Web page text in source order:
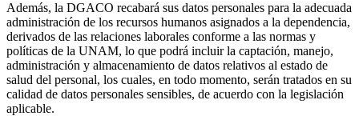
Además, la DGACO recabará sus datos personales para la adecuada
administración de los recursos humanos asignados a la dependencia,
derivados de las relaciones laborales conforme a las normas y
políticas de la UNAM, lo que podrá incluir la captación, manejo,
administración y almacenamiento de datos relativos al estado de
salud del personal, los cuales, en todo momento, serán tratados en su
calidad de datos personales sensibles, de acuerdo con la legislación
aplicable.